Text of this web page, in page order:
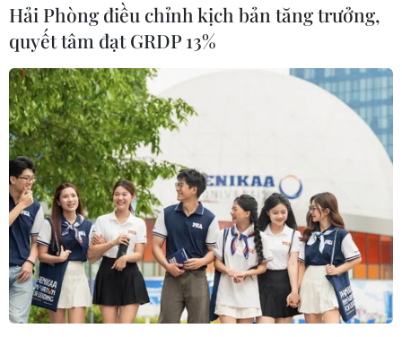
Thành lập Hội đồng cấp Nhà nước
xét tặng các giải thưởng khoa học và
công nghệ
06/08/2026 14:19
Đến năm 2030, Việt Nam làm chủ ít
nhất 4 công nghệ chiến lược
06/08/2026 12:58
Trung Quốc vận hành giàn phát điện
Hải Phòng điều chỉnh kịch bản tăng trưởng,
quyết tâm đạt GRDP 13%